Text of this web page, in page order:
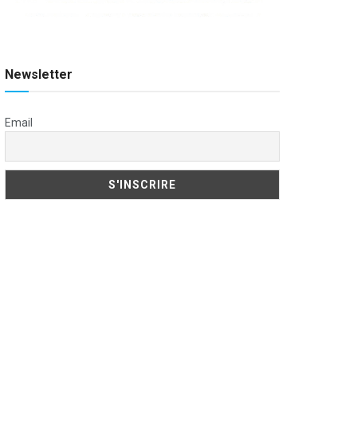
Newsletter
Email